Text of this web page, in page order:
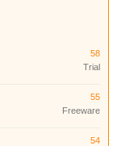
58
Trial
55
Freeware
54